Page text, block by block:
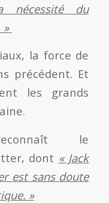
nécessité du
»
la force de
précédent. Et
les grands
le
dont « Jack
est sans doute
»